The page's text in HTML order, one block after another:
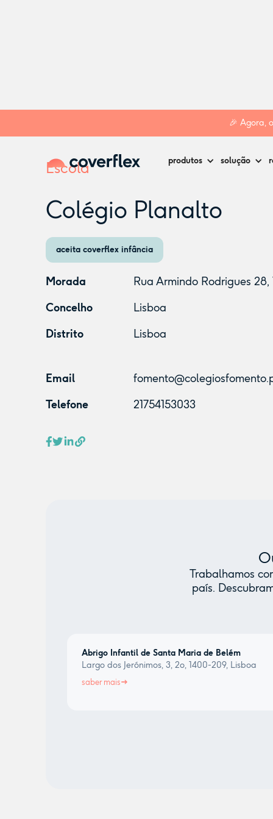
🎉 Agora, o
produtos solução
Escola
Colégio Planalto
aceita coverflex infância
Morada
Rua Armindo Rodrigues 28,
Concelho
Lisboa
Distrito
Lisboa
Email
Telefone
21754153033
Trabalhamos
país.
Abrigo Infantil de Santa Maria de Belém
Largo dos Jerónimos, 3, 2o, 1400-209, Lisboa
saber mais